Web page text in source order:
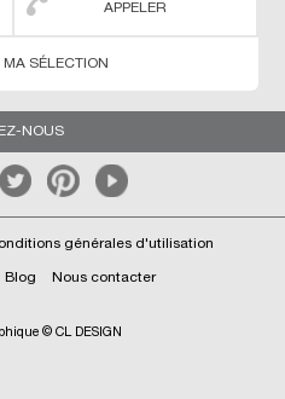
APPELER
SÉLECTION
NOUS
générales d'utilisation
Blog Nous contacter
© CL DESIGN